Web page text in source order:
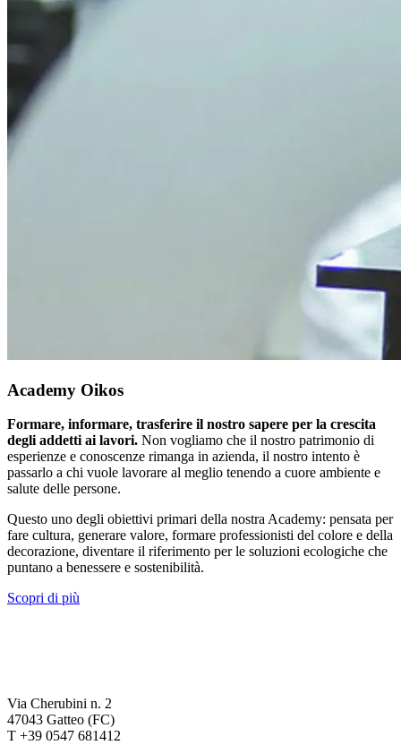
Academy Oikos
Formare, informare, trasferire il nostro sapere per la crescita
degli addetti ai lavori. Non vogliamo che il nostro patrimonio di
esperienze e conoscenze rimanga in azienda, il nostro intento è
passarlo a chi vuole lavorare al meglio tenendo a cuore ambiente e
salute delle persone.
Questo uno degli obiettivi primari della nostra Academy: pensata per
fare cultura, generare valore, formare professionisti del colore e della
decorazione, diventare il riferimento per le soluzioni ecologiche che
puntano a benessere e sostenibilità.
Scopri di più
Via Cherubini n. 2
47043 Gatteo (FC)
T +39 0547 681412